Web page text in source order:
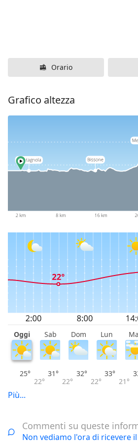
Orario
Grafico altezza
Oggi Sab Dom Lun
25°
22°
31°
22°
32°
22°
33°
21°
Più...
Commenti su queste
Non vediamo l'ora di ricevere